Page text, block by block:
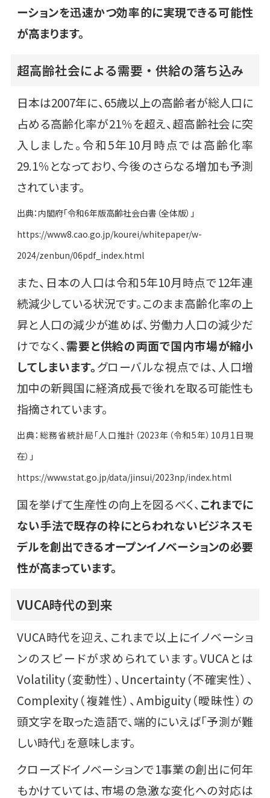
ーションを迅速かつ効率的に実現できる可能性
が高まります。
超高齢社会による需要・供給の落ち込み
日本は2007年に、65歳以上の高齢者が総人口に
占める高齢化率が21％を超え、超高齢社会に突
入しました。令和5年10月時点では高齢化率
29.1％となっており、今後のさらなる増加も予測
されています。
出典：内閣府「令和6年版高齢社会白書（全体版）」
https://www8.cao.go.jp/kourei/whitepaper/w-
2024/zenbun/06pdf_index.html
また、日本の人口は令和5年10月時点で12年連
続減少している状況です。このまま高齢化率の上
昇と人口の減少が進めば、労働力人口の減少だ
けでなく、需要と供給の両面で国内市場が縮小
してしまいます。グローバルな視点では、人口増
加中の新興国に経済成長で後れを取る可能性も
指摘されています。
出典：総務省統計局「人口推計（2023年（令和5年）10月1日現
在）」
https://www.stat.go.jp/data/jinsui/2023np/index.html
国を挙げて生産性の向上を図るべく、 これまでに
ない手法で既存の枠にとらわれないビジネスモ
デルを創出できるオープンイノベーションの必要
性が高まっています。
VUCA時代の到来
VUCA時代を迎え、これまで以上にイノベーショ
ンのスピードが求められています。VUCAとは
Volatility（変動性）、Uncertainty（不確実性）、
Complexity（複雑性）、Ambiguity（曖昧性）の
頭文字を取った造語で、端的にいえば「予測が難
しい時代」を意味します。
クローズドイノベーションで1事業の創出に何年
もかけていては、市場の急激な変化への対応は